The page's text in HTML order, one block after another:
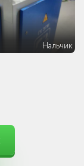
Нальчик